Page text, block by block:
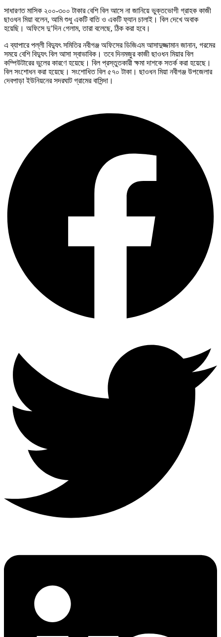
সাধারণত মাসিক ২০০-৩০০ টাকার বেশি বিল আসে না জানিয়ে ভুক্তভোগী গ্রাহক কাজী
ছাওধন মিয়া বলেন, আমি শুধু একটি বাতি ও একটি ফ্যান চালাই। বিল দেখে অবাক
হয়েছি। অফিসে দু’দিন গেলাম, তারা বলেছে, ঠিক করা হবে।
এ ব্যাপারে পল্লী বিদ্যুৎ সমিতির নবীগঞ্জ অফিসের ডিজিএম আসাদুজ্জামান জানান, গরমের
সময়ে বেশি বিদ্যুৎ বিল আসা স্বাভাবিক। তবে দিনমজুর কাজী ছাওধন মিয়ার বিল
কম্পিউটারের ভুলের কারণে হয়েছে। বিল প্রস্তুতকারী ক্ষমা দাশকে সতর্ক করা হয়েছে।
বিল সংশোধন করা হয়েছে। সংশোধিত বিল ৫৭০ টাকা। ছাওধন মিয়া নবীগঞ্জ উপজেলার
দেবপাড়া ইউনিয়নের সদরঘাট গ্রামের বাসিন্দা।